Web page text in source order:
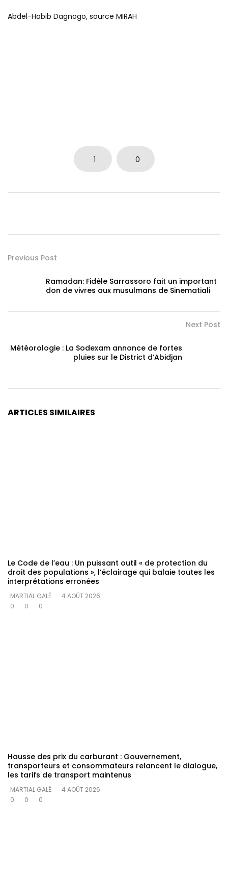
Abdel-Habib Dagnogo, source MIRAH
1 0
Previous Post
Ramadan: Fidèle Sarrassoro fait un important
don de vivres aux musulmans de Sinematiali
Next Post
Météorologie : La Sodexam annonce de fortes
pluies sur le District d’Abidjan
ARTICLES SIMILAIRES
Le Code de l’eau : Un puissant outil « de protection du
droit des populations », l’éclairage qui balaie toutes les
interprétations erronées
MARTIAL GALÉ
4 AOÛT 2026
0
0 0
Hausse des prix du carburant : Gouvernement,
transporteurs et consommateurs relancent le dialogue,
les tarifs de transport maintenus
MARTIAL GALÉ
4 AOÛT 2026
0
0 0